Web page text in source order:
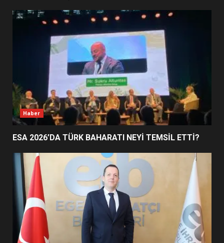
EİB’DE KRİTİK ATAMA:
SÜRDÜRÜLEBİLİRLİKTE NE
DEĞİŞECEK?
4
EDREMİT’İN GURURU TÜRKİYE
FİNALİNDE NE BAŞARDI?
5
UZATILDI: NE DEĞİŞTİ?
6
BURHANİYE SATRANÇ
TURNUVASI KAYITLARI NEYİ
DEĞİŞTİRİYOR?
Haber
ESA 2026’DA TÜRK BAHARATI NEYİ TEMSİL ETTİ?